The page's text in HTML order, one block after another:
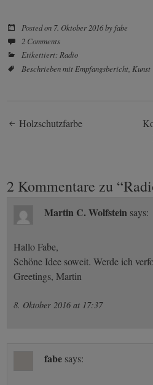
Posted on 7. Oktober 2016by fabe
2 Comments
Etikettiert: Radio
Beschrieben mit Empfangsbericht Kunst
Post
Holzschutzfarbe
2 Kommentare zu “
Martin C. Wolfstein says:
Hallo Fabe,
Schöne Idee soweit. Werde ich
Greetings, Martin
8. Oktober 2016 at 17:37
fabe says: